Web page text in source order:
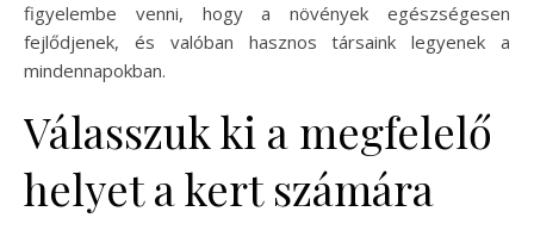
figyelembe venni, hogy a növények egészségesen
fejlődjenek, és valóban hasznos társaink legyenek a
mindennapokban.
Válasszuk ki a megfelelő
helyet a kert számára